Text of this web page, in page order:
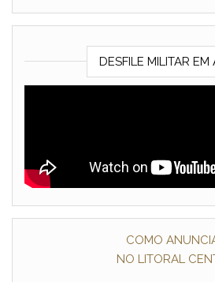
DESFILE MILITAR EM
COMO
NO LITORAL